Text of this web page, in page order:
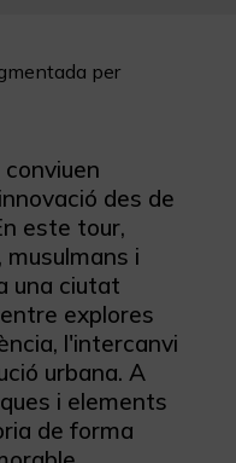
per
des de
este tour,
i
una ciutat
explores
l'intercanvi
urbana. A
i elements
de forma